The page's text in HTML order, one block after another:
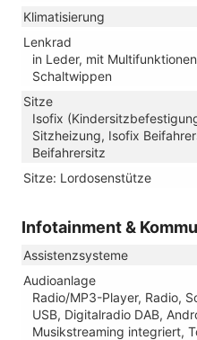
Klimatisierung
Lenkrad
in Leder, mit
Schaltwippen
Sitze
Isofix
Sitzheizung, Isofix
Beifahrersitz
Sitze: Lordosenstütze
Infotainment &
Assistenzsysteme
Audioanlage
Radio/MP3-Player, Radio,
USB, Digitalradio DAB,
Musikstreaming integriert,